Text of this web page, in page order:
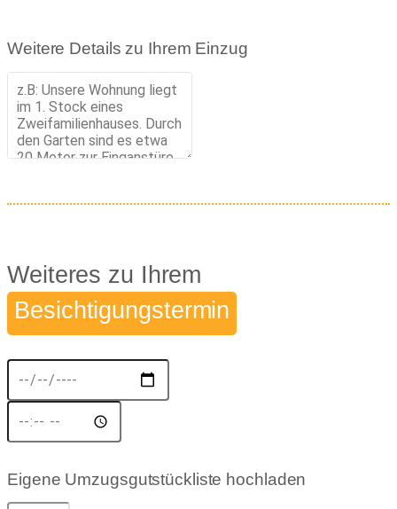
Weitere Details zu Ihrem Einzug
Weiteres zu Ihrem
Besichtigungstermin
Eigene Umzugsgutstückliste hochladen